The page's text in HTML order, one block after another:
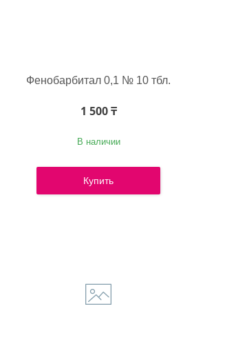
Фенобарбитал 0,1 № 10 тбл.
1 500 ₸
В наличии
Купить